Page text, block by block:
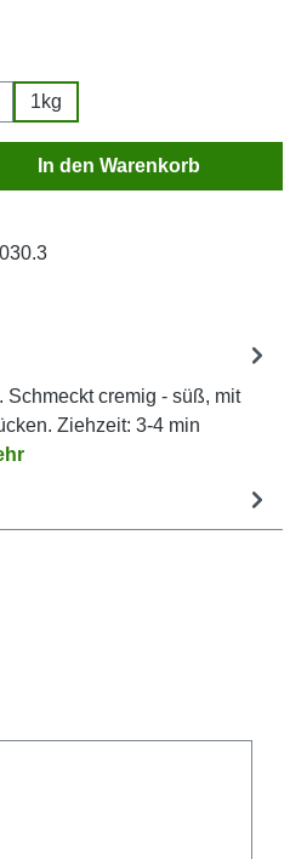
1kg
den gewünschten
In den Warenkorb
Schmeckt cremig - süß, mit
Ziehzeit: 3-4 min